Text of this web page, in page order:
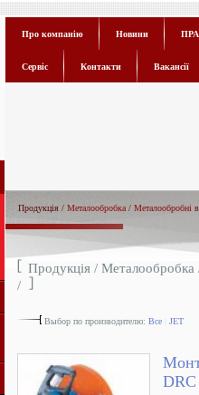
Про компанію Новини
Сервіс Контакти Вакансії
Продукція / Металообробка / Металообробні
Продукція / Металообробка
/
Выбор по производителю: Все JET